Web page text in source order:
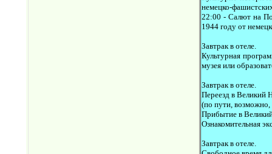
немецко-
22:00 - Салют на
1944 году от
Завтрак в отеле.
Культурная
музея или
Завтрак в отеле.
Переезд в Великий
(по пути, возможно,
Прибытие в
Ознакомительная
Завтрак в отеле.